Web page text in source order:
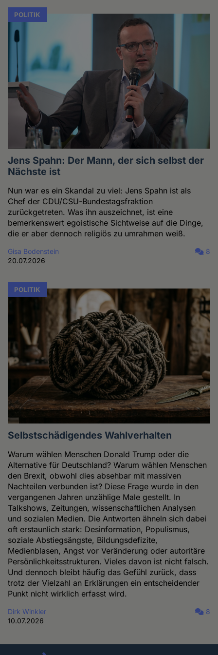
POLITIK
Jens Spahn: Der Mann, der sich selbst der
Nächste ist
Nun war es ein Skandal zu viel: Jens Spahn ist als
Chef der CDU/CSU-Bundestagsfraktion
zurückgetreten. Was ihn auszeichnet, ist eine
bemerkenswert egoistische Sichtweise auf die Dinge,
die er aber dennoch religiös zu umrahmen weiß.
Gisa Bodenstein
20.07.2026
8
POLITIK
Selbstschädigendes Wahlverhalten
Warum wählen Menschen Donald Trump oder die
Alternative für Deutschland? Warum wählen Menschen
den Brexit, obwohl dies absehbar mit massiven
Nachteilen verbunden ist? Diese Frage wurde in den
vergangenen Jahren unzählige Male gestellt. In
Talkshows, Zeitungen, wissenschaftlichen Analysen
und sozialen Medien. Die Antworten ähneln sich dabei
oft erstaunlich stark: Desinformation, Populismus,
soziale Abstiegsängste, Bildungsdefizite,
Medienblasen, Angst vor Veränderung oder autoritäre
Persönlichkeitsstrukturen. Vieles davon ist nicht falsch.
Und dennoch bleibt häufig das Gefühl zurück, dass
trotz der Vielzahl an Erklärungen ein entscheidender
Punkt nicht wirklich erfasst wird.
Dirk Winkler
10.07.2026
8